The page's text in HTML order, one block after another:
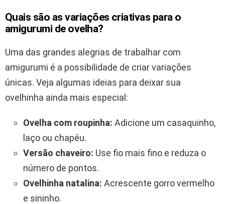
Quais são as variações criativas para o
amigurumi de ovelha?
Uma das grandes alegrias de trabalhar com
amigurumi é a possibilidade de criar variações
únicas. Veja algumas ideias para deixar sua
ovelhinha ainda mais especial:
Ovelha com roupinha: Adicione um casaquinho,
laço ou chapéu.
Versão chaveiro: Use fio mais fino e reduza o
número de pontos.
Ovelhinha natalina: Acrescente gorro vermelho
e sininho.